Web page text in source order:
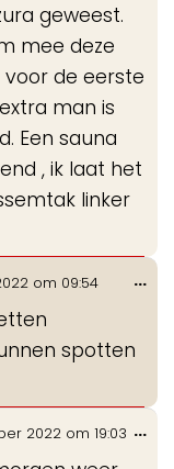
geweest.
mee deze
de eerste
man is
Een sauna
, ik laat het
linker
om 09:54
spotten
...
2022 om 19:03 ...